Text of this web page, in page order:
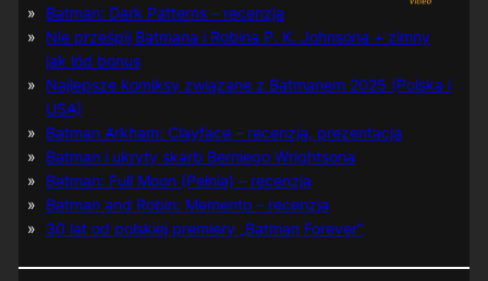
Batman: Dark Patterns – recenzja
Nie prześpij Batmana i Robina P. K. Johnsona + zimny
jak lód bonus
Najlepsze komiksy związane z Batmanem 2025 (Polska i
USA)
Batman Arkham: Clayface – recenzja, prezentacja
Batman i ukryty skarb Berniego Wrightsona
Batman: Full Moon (Pełnia) – recenzja
Batman and Robin: Memento – recenzja
30 lat od polskiej premiery „Batman Forever”